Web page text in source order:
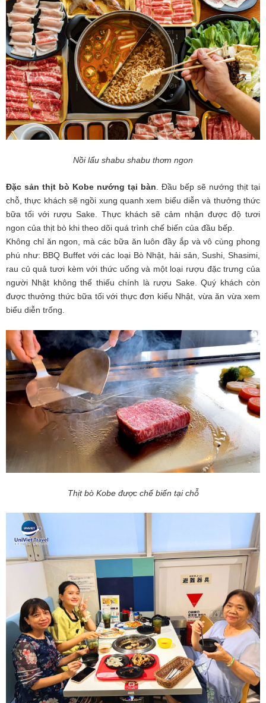
Nồi lẩu shabu shabu thơm ngon
Đặc sản thịt bò Kobe nướng tại bàn . Đầu bếp sẽ nướng thịt tại
chỗ, thực khách sẽ ngồi xung quanh xem biểu diễn và thưởng thức
bữa tối với rượu Sake. Thực khách sẽ cảm nhận được độ tươi
ngon của thịt bò khi theo dõi quá trình chế biến của đầu bếp.
Không chỉ ăn ngon, mà các bữa ăn luôn đầy ắp và vô cùng phong
phú như: BBQ Buffet với các loại Bò Nhật, hải sản, Sushi, Shasimi,
rau củ quả tươi kèm với thức uống và một loại rượu đặc trưng của
người Nhật không thể thiếu chính là rượu Sake. Quý khách còn
được thưởng thức bữa tối với thực đơn kiểu Nhật, vừa ăn vừa xem
biểu diễn trống.
Thịt bò Kobe được chế biến tại chỗ